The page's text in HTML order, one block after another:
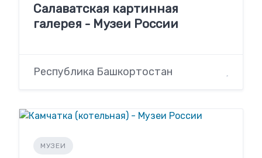
Салаватская картинная
галерея - Музеи России
Республика Башкортостан
МУЗЕИ